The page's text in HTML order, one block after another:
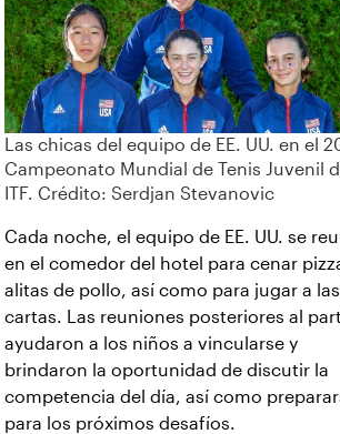
Las chicas del equipo de EE. UU. en el
Campeonato Mundial de Tenis Juvenil
ITF. Crédito: Serdjan Stevanovic
Cada noche, el equipo de EE. UU. se
en el comedor del hotel para cenar
alitas de pollo, así como para jugar a las
cartas. Las reuniones posteriores al
ayudaron a los niños a vincularse y
brindaron la oportunidad de discutir la
competencia del día, así como
para los próximos desafíos.